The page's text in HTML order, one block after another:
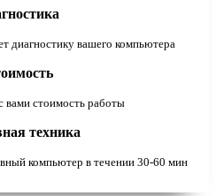
диагностику вашего компьютера
вами стоимость работы
техника
компьютер в течении 30-60 мин